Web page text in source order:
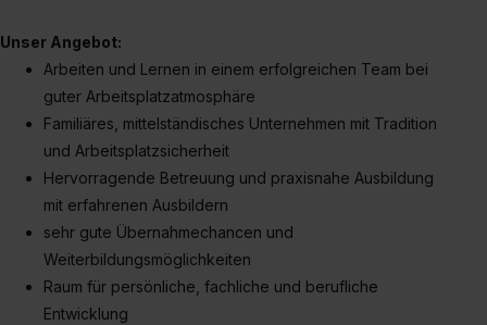
Unser Angebot:
Arbeiten und Lernen in einem erfolgreichen Team bei
guter Arbeitsplatzatmosphäre
Familiäres, mittelständisches Unternehmen mit Tradition
und Arbeitsplatzsicherheit
Hervorragende Betreuung und praxisnahe Ausbildung
mit erfahrenen Ausbildern
sehr gute Übernahmechancen und
Weiterbildungsmöglichkeiten
Raum für persönliche, fachliche und berufliche
Entwicklung